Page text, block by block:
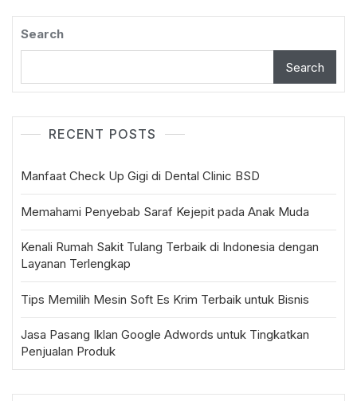
Search
Search
RECENT POSTS
Manfaat Check Up Gigi di Dental Clinic BSD
Memahami Penyebab Saraf Kejepit pada Anak Muda
Kenali Rumah Sakit Tulang Terbaik di Indonesia dengan
Layanan Terlengkap
Tips Memilih Mesin Soft Es Krim Terbaik untuk Bisnis
Jasa Pasang Iklan Google Adwords untuk Tingkatkan
Penjualan Produk